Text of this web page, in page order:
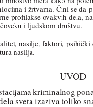
i žrtvama. Čini se da
profilakse ovakvih dela,
i ljudskom društvu.
nasilje, faktori,
nasilja.
UVOD
kriminalnog
sveta izaziva toliko